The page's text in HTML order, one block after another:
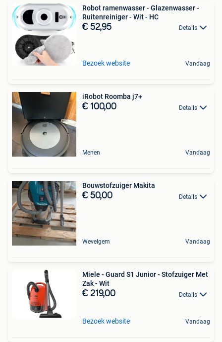
Robot ramenwasser - Glazenwasser -
Ruitenreiniger - Wit - HC
€ 52,95 Details
Bezoek website Vandaag
iRobot Roomba j7+
€ 100,00 Details
Menen Vandaag
Bouwstofzuiger Makita
€ 50,00 Details
Wevelgem Vandaag
Miele - Guard S1 Junior - Stofzuiger Met
Zak - Wit
€ 219,00 Details
Bezoek website Vandaag